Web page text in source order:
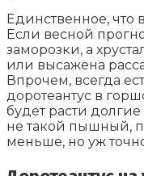
Единственное, что
Если весной
заморозки, а
или высажена
Впрочем, всегда
доротеантус в
будет расти
не такой пышный,
меньше, но уж